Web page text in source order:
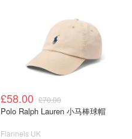
£58.00 £70.00
Polo Ralph Lauren 小马棒球帽
Flannels UK